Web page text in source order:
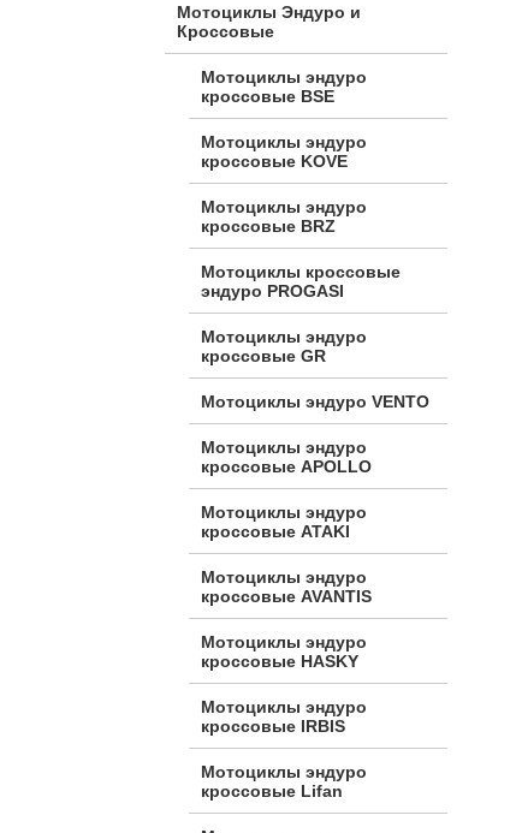
Мотоциклы Эндуро и
Кроссовые
Мотоциклы эндуро
кроссовые BSE
Мотоциклы эндуро
кроссовые KOVE
Мотоциклы эндуро
кроссовые BRZ
Мотоциклы кроссовые
эндуро PROGASI
Мотоциклы эндуро
кроссовые GR
Мотоциклы эндуро VENTO
Мотоциклы эндуро
кроссовые APOLLO
Мотоциклы эндуро
кроссовые ATAKI
Мотоциклы эндуро
кроссовые AVANTIS
Мотоциклы эндуро
кроссовые HASKY
Мотоциклы эндуро
кроссовые IRBIS
Мотоциклы эндуро
кроссовые Lifan